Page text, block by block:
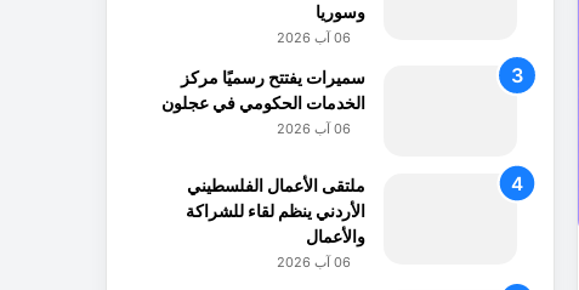
وسوريا
06 آب 2026
سميرات يفتتح رسميًا مركز
الخدمات الحكومي في عجلون
06 آب 2026
ملتقى الأعمال الفلسطيني
الأردني ينظم لقاء للشراكة
والأعمال
06 آب 2026